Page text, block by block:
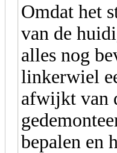
Omdat het
van de
alles nog
linkerwiel
afwijkt van
bepalen en